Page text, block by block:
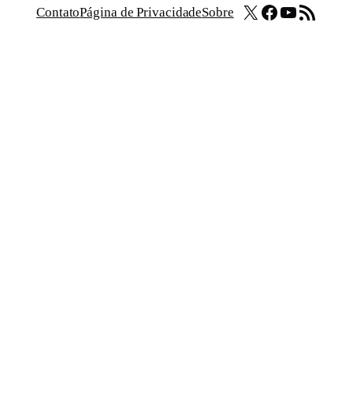
ContatoPágina de PrivacidadeSobre X Facebook
Youtube
Feed RSS